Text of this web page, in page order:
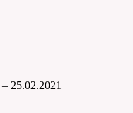
– 25.02.2021